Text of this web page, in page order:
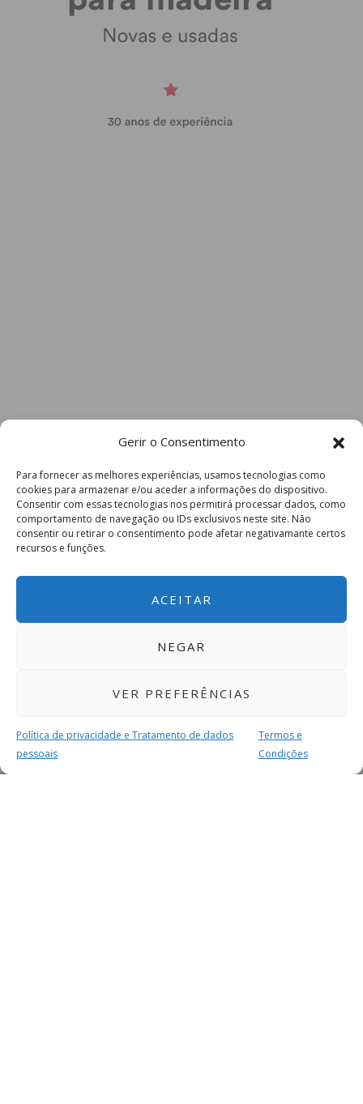
Gerir o Consentimento
Para fornecer as melhores experiências, usamos tecnologias como
cookies para armazenar e/ou aceder a informações do dispositivo.
Consentir com essas tecnologias nos permitirá processar dados, como
comportamento de navegação ou IDs exclusivos neste site. Não
consentir ou retirar o consentimento pode afetar negativamante certos
recursos e funções.
ACEITAR
NEGAR
VER PREFERÊNCIAS
Política de privacidade e Tratamento de dados
pessoais
Termos e
Condições